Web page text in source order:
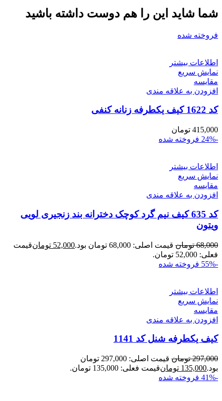
شما شاید این را هم دوست داشته باشید
فروخته شده
اطلاعات بیشتر
نمایش سریع
مقايسه
افزودن به علاقه مندی
کد 1622 کیف یکطرفه زنانه کنفی
415,000 تومان
-24%
فروخته شده
اطلاعات بیشتر
نمایش سریع
مقايسه
افزودن به علاقه مندی
کد 635 کیف نیم گرد کوچک دخترانه بند زنجیری لویی
ویتون
68,000 تومان قیمت اصلی: 68,000 تومان بود. 52,000 تومانقیمت
فعلی: 52,000 تومان.
-55%
فروخته شده
اطلاعات بیشتر
نمایش سریع
مقايسه
افزودن به علاقه مندی
کیف یکطرفه شنل کد 1141
297,000 تومان
قیمت اصلی: 297,000 تومان
بود.135,000 تومانقیمت فعلی: 135,000 تومان.
-41%
فروخته شده